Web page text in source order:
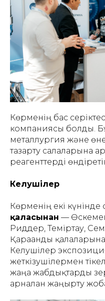
Көрменің бас
компаниясы болды.
металлургия және
тазарту салаларына
реагенттерді
Келушілер
Көрменің екі күнінде
қаласынан —
Риддер, Теміртау,
Қарағанды
Келушілер
жеткізушілермен
жаңа жабдықтарды
арналған жаңғырту